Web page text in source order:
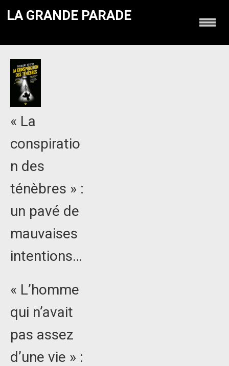
LA GRANDE PARADE
« La
conspiratio
n des
ténèbres » :
un pavé de
mauvaises
intentions…
« L’homme
qui n’avait
pas assez
d’une vie » :